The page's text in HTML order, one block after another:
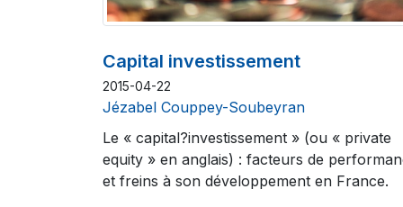
Capital investissement
2015-04-22
Jézabel Couppey-Soubeyran
Le « capital?investissement » (ou « private
equity » en anglais) : facteurs de
et freins à son développement en France.